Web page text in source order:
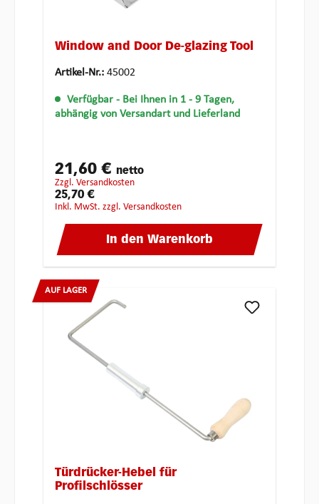
Window and Door De-glazing Tool
Artikel-Nr.: 45002
Verfügbar - Bei Ihnen in 1 - 9 Tagen,
abhängig von Versandart und Lieferland
21,60 € netto
zzgl. Versandkosten
25,70 €
inkl. MwSt. zzgl. Versandkosten
In den Warenkorb
AUF LAGER
Türdrücker-Hebel für
Profilschlösser